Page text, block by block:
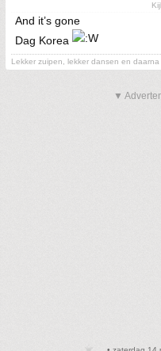
And it’s gone
Dag Korea
Lekker zuipen, lekker dansen en daarna
▼